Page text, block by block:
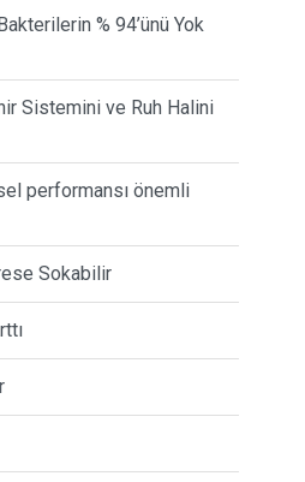
% 94’ünü Yok
Sistemini ve Ruh Halini
performansı önemli
Sokabilir